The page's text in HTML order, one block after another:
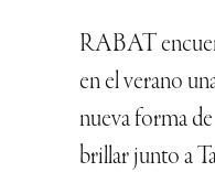
RABAT
en el verano
nueva forma de
brillar junto a